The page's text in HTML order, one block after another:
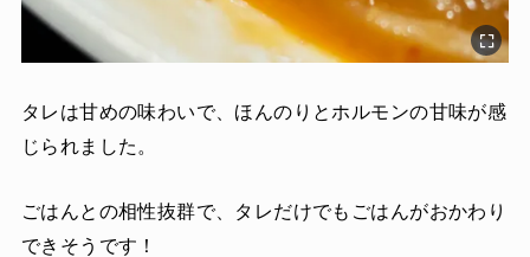
タレは甘めの味わいで、ほんのりとホルモンの甘味が感
じられました。
ごはんとの相性抜群で、タレだけでもごはんがおかわり
できそうです！